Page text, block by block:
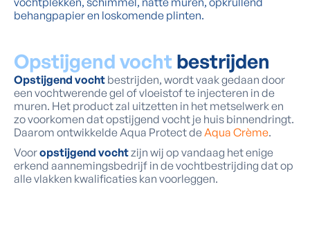
behangpapier en loskomende plinten.
Opstijgend vocht bestrijden
Opstijgend vocht bestrijden, wordt vaak gedaan door
een vochtwerende gel of vloeistof te injecteren in de
muren. Het product zal uitzetten in het metselwerk en
zo voorkomen dat opstijgend vocht je huis binnendringt.
Daarom ontwikkelde Aqua Protect de Aqua Crème.
Vooropstijgend vochtzijn wij op vandaag het enige
erkend aannemingsbedrijf in de vochtbestrijding dat op
alle vlakken kwalificaties kan voorleggen.